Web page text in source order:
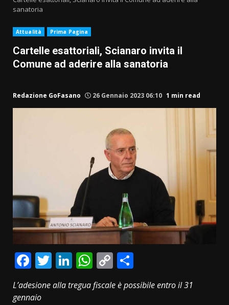
sanatoria
Attualità Prima Pagina
Cartelle esattoriali, Scianaro invita il
Comune ad aderire alla sanatoria
Redazione GoFasano 26 Gennaio 2023 06:10 1 min read
Facebook
Twitter
LinkedIn
WhatsApp
Copy
Link
L’adesione alla tregua fiscale è possibile entro il 31
gennaio